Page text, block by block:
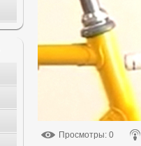
Просмотры: 0